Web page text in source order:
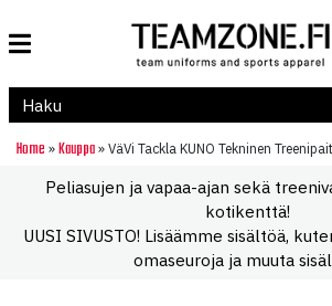
Home » Kauppa » VäVi Tackla KUNO Tekninen
Peliasujen ja vapaa-ajan sekä
kotikenttä!
UUSI SIVUSTO! Lisäämme sisältöä,
omaseuroja ja muuta